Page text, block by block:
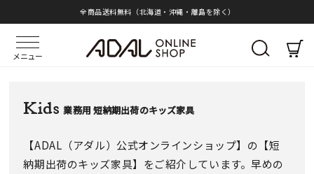
全商品送料無料（北海道・沖縄・離島を除く）
メニュー
Kids 業務用 短納期出荷のキッズ家具
【ADAL（アダル）公式オンラインショップ】の【短
納期出荷のキッズ家具】をご紹介しています。早めの